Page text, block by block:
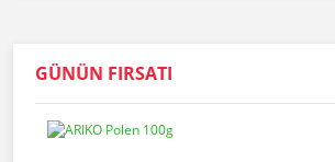
GÜNÜN FIRSATI